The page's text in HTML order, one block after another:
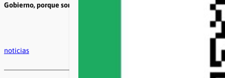
Gobierno, porque son ley.
noticias